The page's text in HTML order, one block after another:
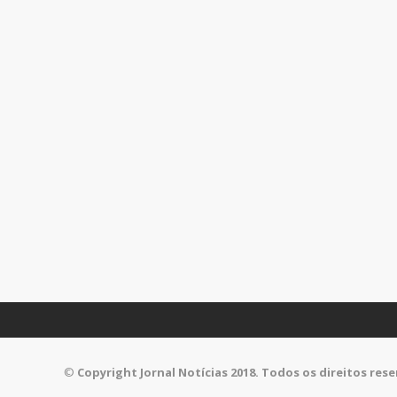
© Copyright Jornal Notícias 2018. Todos os direitos